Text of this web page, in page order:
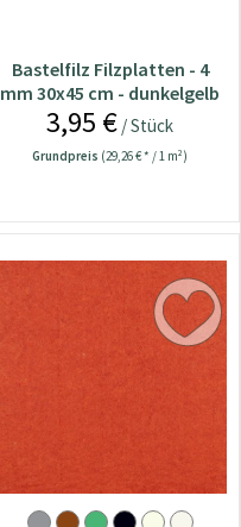
Bastelfilz Filzplatten - 4
mm 30x45 cm - dunkelgelb
3,95 € / Stück
Grundpreis (29,26 € * / 1 m²)